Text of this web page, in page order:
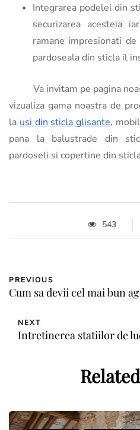
Integrarea podelei din
securizarea acesteia
ramane impresionati
pardoseala din sticla il
Va invitam pe pagina
vizualiza gama noastra de
la usi din sticla glisante,
pana la balustrade din
pardoseli si copertine din
543
PREVIOUS
Cum sa devii cel mai bun
NEXT
Intretinerea statiilor de